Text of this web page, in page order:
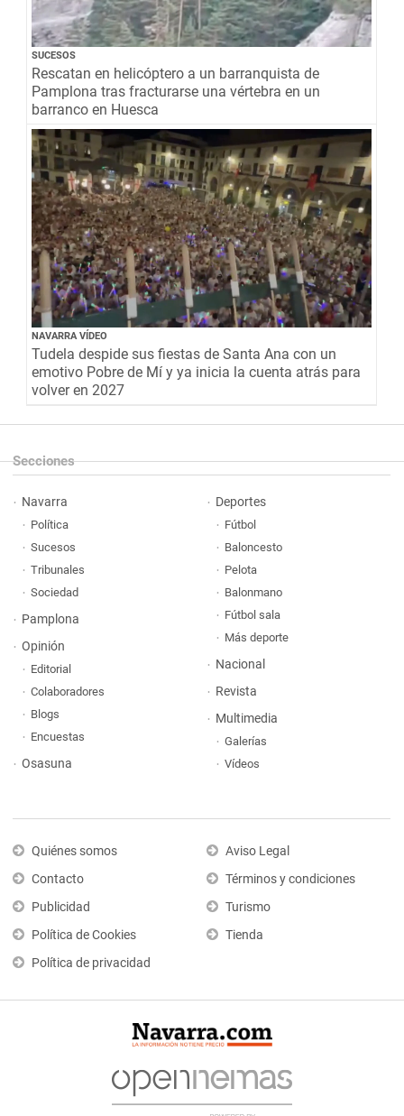
SUCESOS
Rescatan en helicóptero a un barranquista de
Pamplona tras fracturarse una vértebra en un
barranco en Huesca
NAVARRA VÍDEO
Tudela despide sus fiestas de Santa Ana con un
emotivo Pobre de Mí y ya inicia la cuenta atrás para
volver en 2027
Secciones
Navarra
Política
Sucesos
Tribunales
Sociedad
Pamplona
Opinión
Editorial
Colaboradores
Blogs
Encuestas
Osasuna
Deportes
Fútbol
Baloncesto
Pelota
Balonmano
Fútbol sala
Más deporte
Nacional
Revista
Multimedia
Galerías
Vídeos
Quiénes somos
Contacto
Publicidad
Política de Cookies
Política de privacidad
Aviso Legal
Términos y condiciones
Turismo
Tienda